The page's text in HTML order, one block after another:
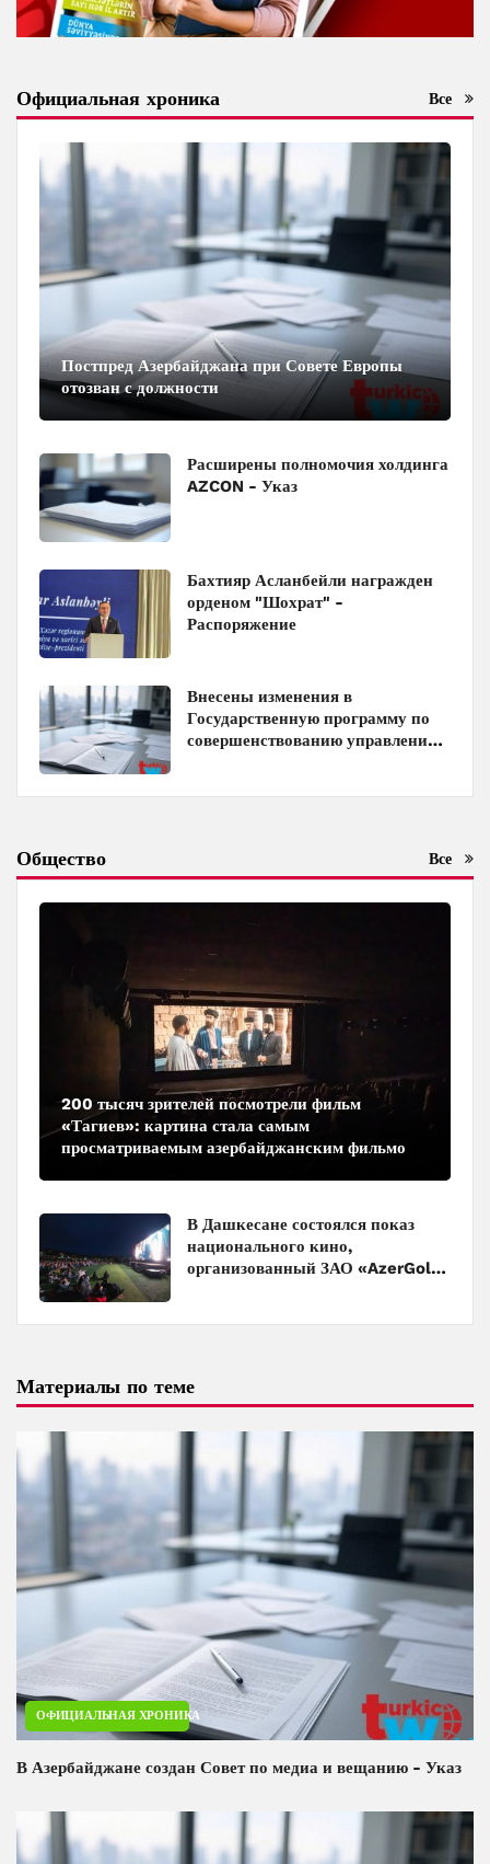
Официальная хроника Все
Постпред Азербайджана при Совете Европы
отозван с должности
Расширены полномочия холдинга
AZCON - Указ
Бахтияр Асланбейли награжден
орденом "Шохрат" -
Распоряжение
Внесены изменения в
Государственную программу по
совершенствованию управления
Общество Все
200 тысяч зрителей посмотрели фильм
«Тагиев»: картина стала самым
просматриваемым азербайджанским фильмом
В Дашкесане состоялся показ
национального кино,
организованный ЗАО «AzerGold»
Материалы по теме
ОФИЦИАЛЬНАЯ ХРОНИКА
В Азербайджане создан Совет по медиа и вещанию - Указ